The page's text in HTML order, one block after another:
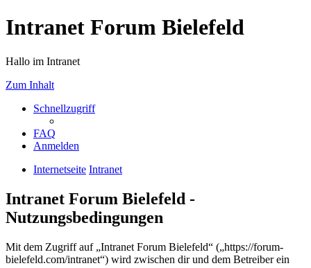
Intranet Forum Bielefeld
Hallo im Intranet
Zum Inhalt
Schnellzugriff
FAQ
Anmelden
Internetseite Intranet
Intranet Forum Bielefeld -
Nutzungsbedingungen
Mit dem Zugriff auf „Intranet Forum Bielefeld“ („https://forum-
bielefeld.com/intranet“) wird zwischen dir und dem Betreiber ein